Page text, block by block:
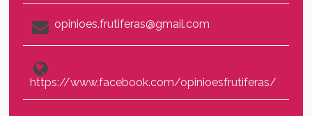
opinioes.frutiferas@gmail.com
https://www.facebook.com/opinioesfrutiferas/